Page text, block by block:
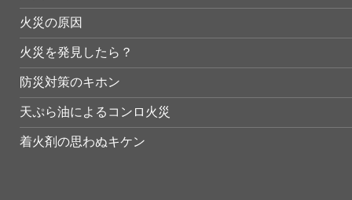
火災の原因
火災を発見したら？
防災対策のキホン
天ぷら油によるコンロ火災
着火剤の思わぬキケン